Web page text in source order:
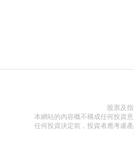
股票及
本網站的內容概不構成任何投資
任何投資決定前，投資者應考慮